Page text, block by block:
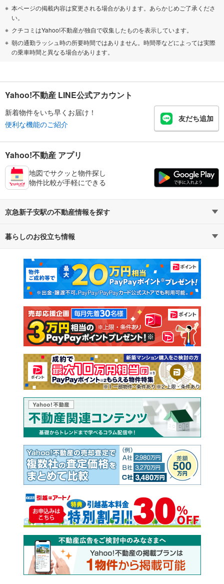
本ページの掲載内容は変更される場合があります。あらかじめご了承くださ
い。
クチコミはYahoo!不動産が独自で収集したものを表示しています。
朝の通勤ラッシュ時の所要時間ではありません。時間帯などによっては実際
の乗車時間と異なる場合があります。
Yahoo!不動産 LINE公式アカウント
新着物件をいち早くお届け！
便利な機能のご紹介
友だち追加
Yahoo!不動産 アプリ
地図でサクッと物件探し
物件比較が手軽にできる
京急新子安駅の不動産情報を探す
不動産・住宅
新築マンション 中古マンション
新築一戸建て 中古一戸建て
注文住宅 土地
売却査定
暮らしのお役立ち情報
マンションカタログ 教えて！住まいの先生